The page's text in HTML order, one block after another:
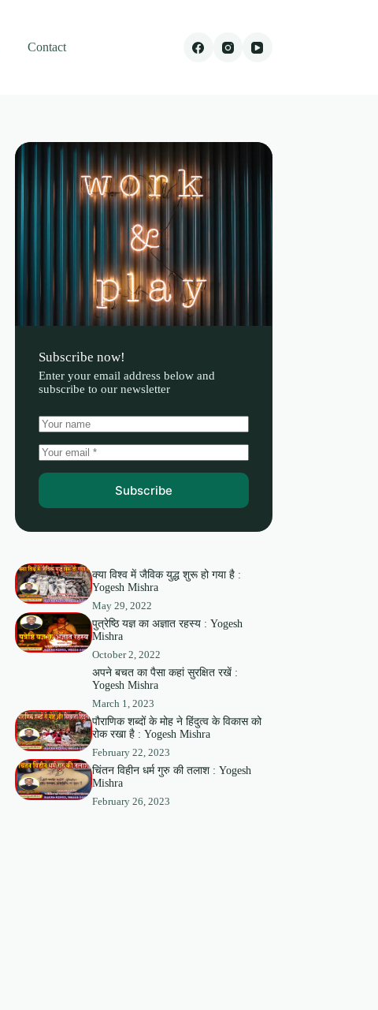
Contact
Subscribe now!
Enter your email address below and
subscribe to our newsletter
Subscribe
क्या विश्व में जैविक युद्ध शुरू हो गया है :
Yogesh Mishra
May 29, 2022
पुत्रेष्ठि यज्ञ का अज्ञात रहस्य : Yogesh
Mishra
October 2, 2022
अपने बचत का पैसा कहां सुरक्षित रखें :
Yogesh Mishra
March 1, 2023
पौराणिक शब्दों के मोह ने हिंदुत्व के विकास को
रोक रखा है : Yogesh Mishra
February 22, 2023
चिंतन विहीन धर्म गुरु की तलाश : Yogesh
Mishra
February 26, 2023